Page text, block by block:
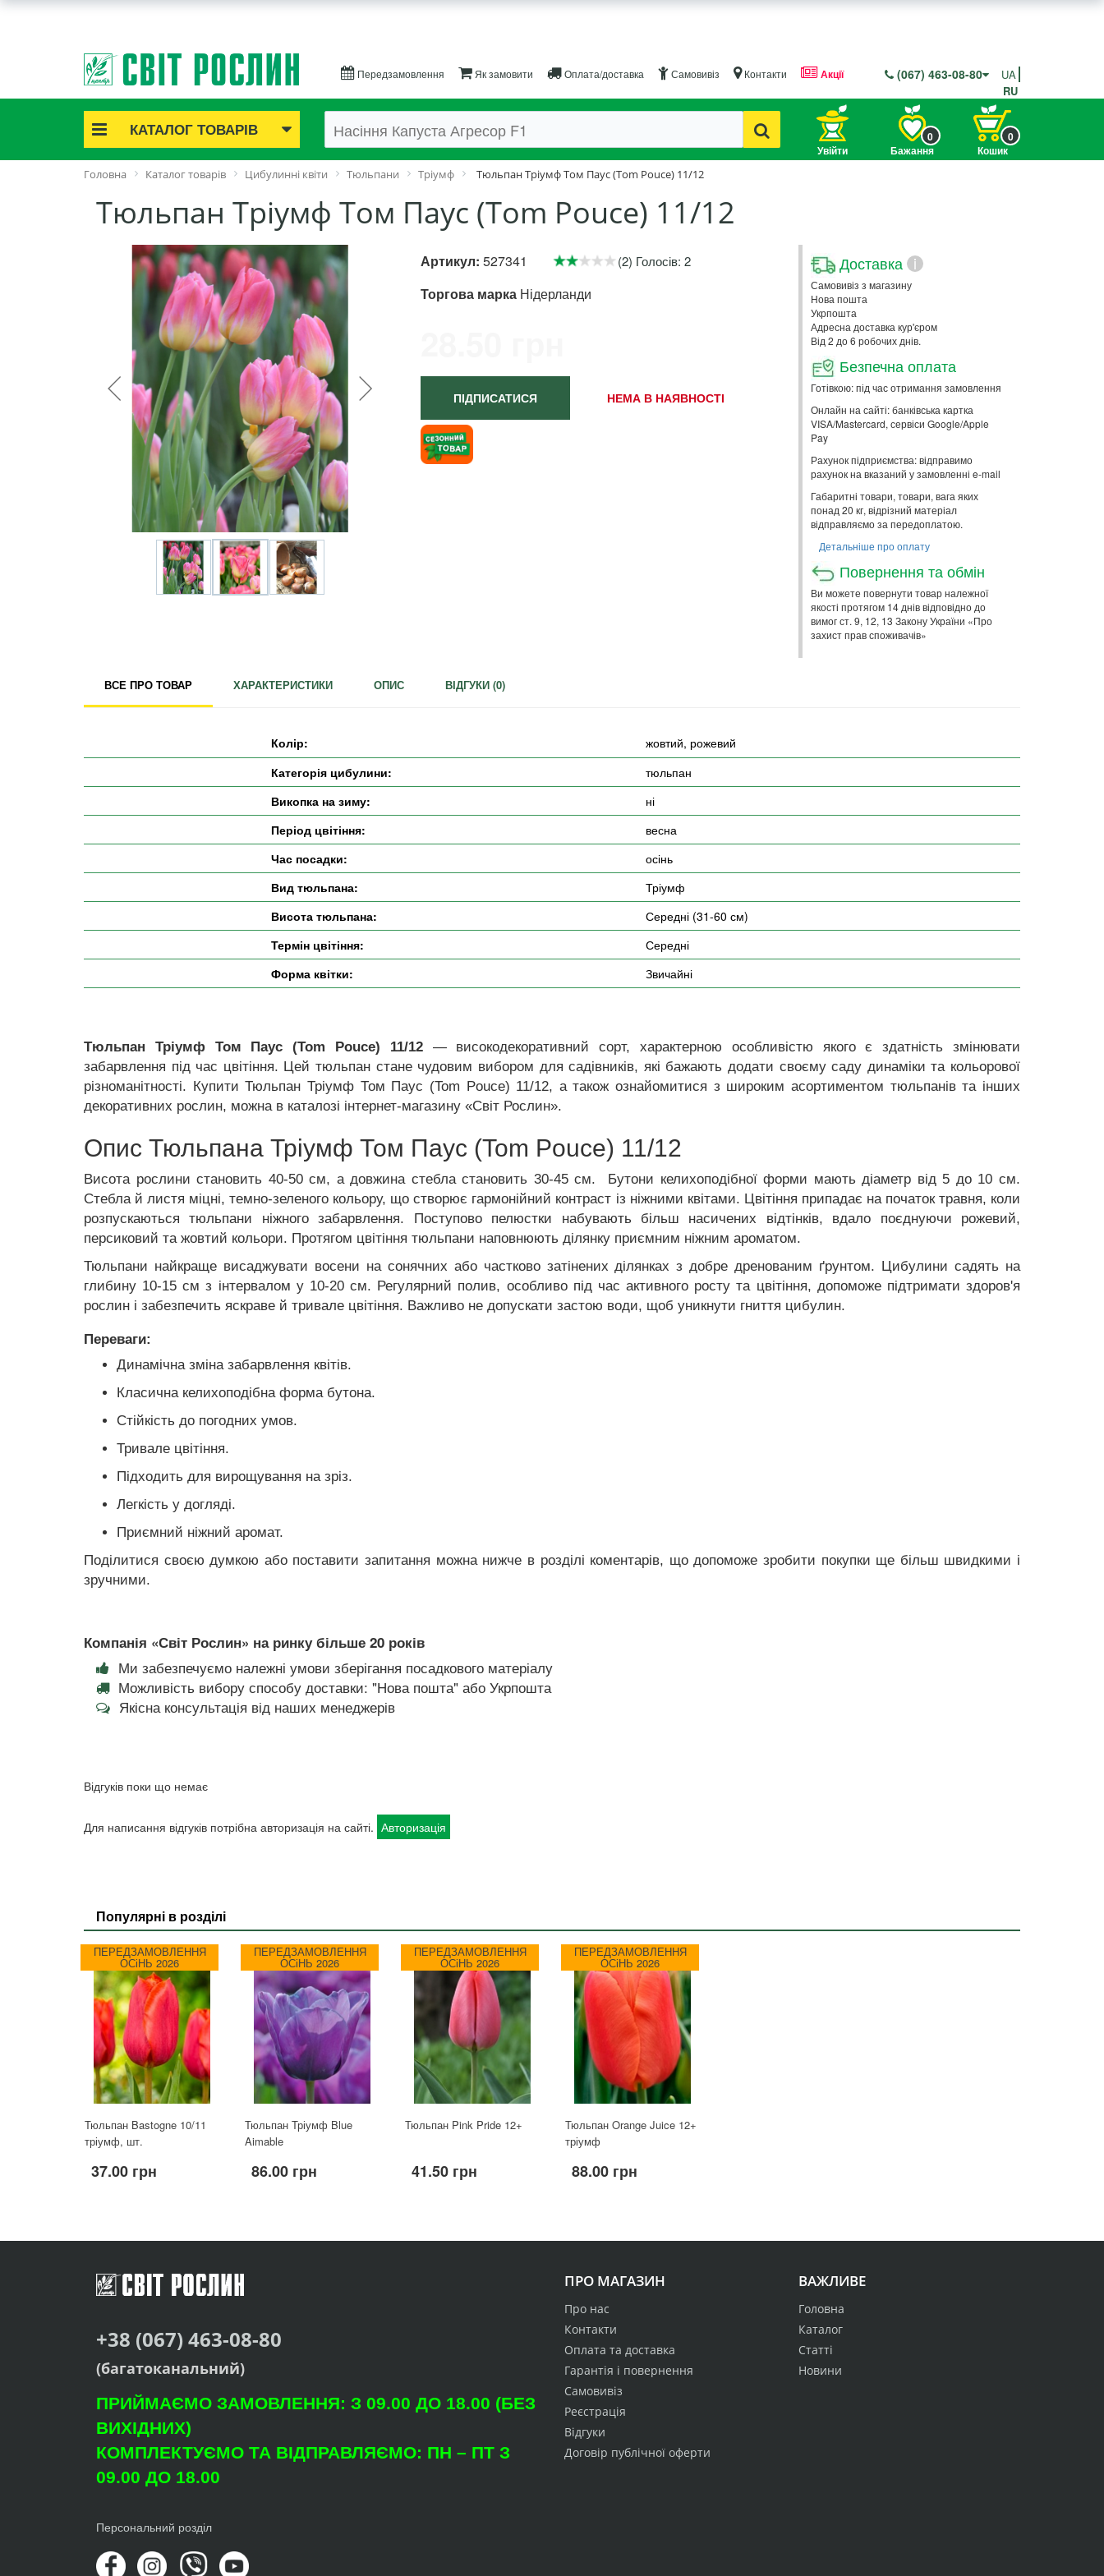
Передзамовлення Як замовити Оплата/доставка Самовивіз Контакти Акції (067) 463-08-80
UA
RU
КАТАЛОГ ТОВАРІВ
Акційні товари
Cаджанці троянд
Цибуля та часник
Насіннєва картопля
Насіння і розсада
Саджанці декоративні
Засоби захисту рослин
Добрива
Для кімнатних рослин
Для ландшафтного дизайну
Для поливу
Інструменти та інвентар
Виноробство
Бджільництво
Садові фігури
Міцелій грибів
Товари для дому
Теплиці і покривний матеріал
Увійти Бажання
0
Кошик
0
Головна Каталог товарів Цибулинні квіти Тюльпани Тріумф Тюльпан Тріумф Том Паус (Tom Pouce) 11/12
Тюльпан Тріумф Том Паус (Tom Pouce) 11/12
Артикул: 527341 (2) Голосів: 2
Торгова марка Нідерланди
ПІДПИСАТИСЯ НЕМА В НАЯВНОСТІ
Доставка i
Самовивіз з магазину
Нова пошта
Укрпошта
Адресна доставка кур'єром
Від 2 до 6 робочих днів.
Безпечна оплата
Готівкою: під час отримання замовлення
Онлайн на сайті: банківська картка
VISA/Mastercard, сервіси Google/Apple
Pay
Рахунок підприємства: відправимо
рахунок на вказаний у замовленні e-mail
Габаритні товари, товари, вага яких
понад 20 кг, відрізний матеріал
відправляємо за передоплатою.
Детальніше про оплату
Повернення та обмін
Ви можете повернути товар належної
якості протягом 14 днів відповідно до
вимог ст. 9, 12, 13 Закону України «Про
захист прав споживачів»
ВСЕ ПРО ТОВАР ХАРАКТЕРИСТИКИ ОПИС ВІДГУКИ (0)
Колір:
жовтий, рожевий
Категорія цибулини:
тюльпан
Викопка на зиму:
ні
Період цвітіння:
весна
Час посадки:
осінь
Вид тюльпана:
Тріумф
Висота тюльпана:
Середні (31-60 см)
Термін цвітіння:
Середні
Форма квітки:
Звичайні
Тюльпан Тріумф Том Паус (Tom Pouce) 11/12 — високодекоративний сорт, характерною особливістю якого є здатність змінювати
забарвлення під час цвітіння. Цей тюльпан стане чудовим вибором для садівників, які бажають додати своєму саду динаміки та кольорової
різноманітності. Купити Тюльпан Тріумф Том Паус (Tom Pouce) 11/12, а також ознайомитися з широким асортиментом тюльпанів та інших
декоративних рослин, можна в каталозі інтернет-магазину «Світ Рослин».
Опис Тюльпана Тріумф Том Паус (Tom Pouce) 11/12
Висота рослини становить 40-50 см, а довжина стебла становить 30-45 см. Бутони келихоподібної форми мають діаметр від 5 до 10 см.
Стебла й листя міцні, темно-зеленого кольору, що створює гармонійний контраст із ніжними квітами. Цвітіння припадає на початок травня, коли
розпускаються тюльпани ніжного забарвлення. Поступово пелюстки набувають більш насичених відтінків, вдало поєднуючи рожевий,
персиковий та жовтий кольори. Протягом цвітіння тюльпани наповнюють ділянку приємним ніжним ароматом.
Тюльпани найкраще висаджувати восени на сонячних або частково затінених ділянках з добре дренованим ґрунтом. Цибулини садять на
глибину 10-15 см з інтервалом у 10-20 см. Регулярний полив, особливо під час активного росту та цвітіння, допоможе підтримати здоров'я
рослин і забезпечить яскраве й тривале цвітіння. Важливо не допускати застою води, щоб уникнути гниття цибулин.
Переваги:
Динамічна зміна забарвлення квітів.
Класична келихоподібна форма бутона.
Стійкість до погодних умов.
Тривале цвітіння.
Підходить для вирощування на зріз.
Легкість у догляді.
Приємний ніжний аромат.
Поділитися своєю думкою або поставити запитання можна нижче в розділі коментарів, що допоможе зробити покупки ще більш швидкими і
зручними.
Компанія «Світ Рослин» на ринку більше 20 років
Ми забезпечуємо належні умови зберігання посадкового матеріалу
Можливість вибору способу доставки: "Нова пошта" або Укрпошта
Якісна консультація від наших менеджерів
Відгуків поки що немає
Для написання відгуків потрібна авторизація на сайті. Авторизація
Популярні в розділі
ПЕРЕДЗАМОВЛЕННЯ
ОСіНЬ 2026
Тюльпан Bastogne 10/11
тріумф, шт.
37.00 грн
ПЕРЕДЗАМОВЛЕННЯ
ОСіНЬ 2026
Тюльпан Тріумф Blue
Aimable
86.00 грн
ПЕРЕДЗАМОВЛЕННЯ
ОСіНЬ 2026
Тюльпан Pink Pride 12+
41.50 грн
ПЕРЕДЗАМОВЛЕННЯ
ОСіНЬ 2026
Тюльпан Orange Juice 12+
тріумф
88.00 грн
ПРО МАГАЗИН
Про нас
Контакти
Оплата та доставка
Гарантія і повернення
Самовивіз
Реєстрація
Відгуки
Договір публічної оферти
ВАЖЛИВЕ
Головна
Каталог
Статті
Новини
+38 (067) 463-08-80
(багатоканальний)
ПРИЙМАЄМО ЗАМОВЛЕННЯ: З 09.00 ДО 18.00 (БЕЗ
ВИХІДНИХ)
КОМПЛЕКТУЄМО ТА ВІДПРАВЛЯЄМО: ПН – ПТ З
09.00 ДО 18.00
Персональний розділ